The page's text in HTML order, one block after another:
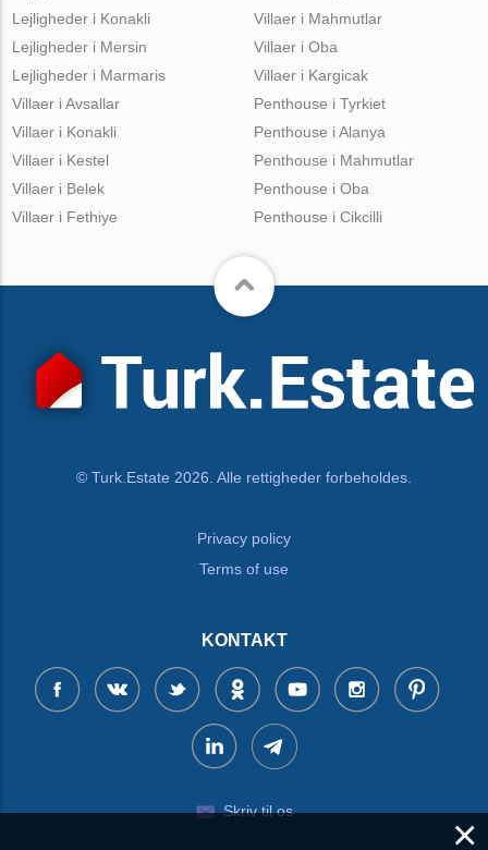
Lejligheder i Konakli
Lejligheder i Mersin
Lejligheder i Marmaris
Villaer i Mahmutlar
Villaer i Oba
Villaer i Kargicak
Villaer i Avsallar
Villaer i Konakli
Villaer i Kestel
Villaer i Belek
Villaer i Fethiye
Penthouse i Tyrkiet
Penthouse i Alanya
Penthouse i Mahmutlar
Penthouse i Oba
Penthouse i Cikcilli
© Turk.Estate 2026. Alle rettigheder forbeholdes.
Privacy policy
Terms of use
KONTAKT
Skriv til os
×